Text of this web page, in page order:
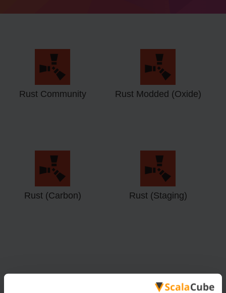
Rust Community Rust Modded (Oxide)
Rust (Carbon) Rust (Staging)